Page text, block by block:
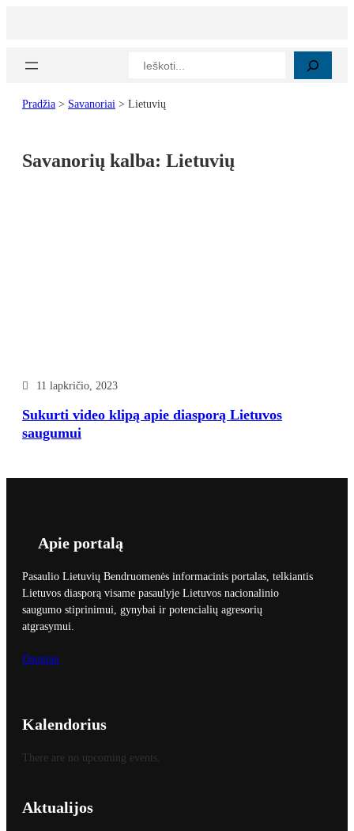
Paieška
Pradžia > Savanoriai > Lietuvių
Savanorių kalba: Lietuvių
11 lapkričio, 2023
Sukurti video klipą apie diasporą Lietuvos
saugumui
Apie portalą
Pasaulio Lietuvių Bendruomenės informacinis portalas, telkiantis
Lietuvos diasporą visame pasaulyje Lietuvos nacionalinio
saugumo stiprinimui, gynybai ir potencialių agresorių
atgrasymui.
Daugiau
Kalendorius
There are no upcoming events.
Aktualijos